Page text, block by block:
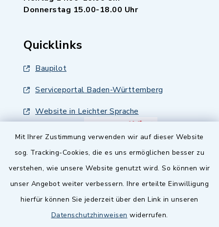
Mit Ihrer Zustimmung verwenden wir auf dieser Website
sog. Tracking-Cookies, die es uns ermöglichen besser zu
verstehen, wie unsere Website genutzt wird. So können wir
unser Angebot weiter verbessern. Ihre erteilte Einwilligung
hierfür können Sie jederzeit über den Link in unseren
Datenschutzhinweisen widerrufen.
Donnerstag 15.00-18.00 Uhr
Quicklinks
Baupilot
Serviceportal Baden-Württemberg
Website in Leichter Sprache